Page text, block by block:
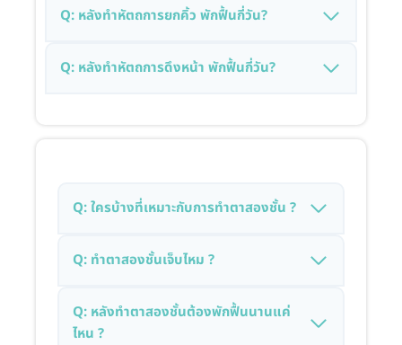
Q: หลังทำหัตถการยกคิ้ว พักฟื้นกี่วัน?
Q: หลังทำหัตถการดึงหน้า พักฟื้นกี่วัน?
Q: ใครบ้างที่เหมาะกับการทำตาสองชั้น ?
Q: ทำตาสองชั้นเจ็บไหม ?
Q: หลังทำตาสองชั้นต้องพักฟื้นนานแค่
ไหน ?